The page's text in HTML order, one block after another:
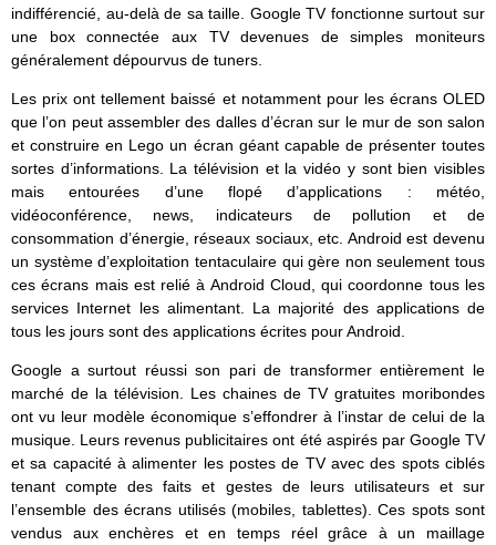
indifférencié, au-delà de sa taille. Google TV fonctionne surtout sur
une box connectée aux TV devenues de simples moniteurs
généralement dépourvus de tuners.
Les prix ont tellement baissé et notamment pour les écrans OLED
que l’on peut assembler des dalles d’écran sur le mur de son salon
et construire en Lego un écran géant capable de présenter toutes
sortes d’informations. La télévision et la vidéo y sont bien visibles
mais entourées d’une flopé d’applications : météo,
vidéoconférence, news, indicateurs de pollution et de
consommation d’énergie, réseaux sociaux, etc. Android est devenu
un système d’exploitation tentaculaire qui gère non seulement tous
ces écrans mais est relié à Android Cloud, qui coordonne tous les
services Internet les alimentant. La majorité des applications de
tous les jours sont des applications écrites pour Android.
Google a surtout réussi son pari de transformer entièrement le
marché de la télévision. Les chaines de TV gratuites moribondes
ont vu leur modèle économique s’effondrer à l’instar de celui de la
musique. Leurs revenus publicitaires ont été aspirés par Google TV
et sa capacité à alimenter les postes de TV avec des spots ciblés
tenant compte des faits et gestes de leurs utilisateurs et sur
l’ensemble des écrans utilisés (mobiles, tablettes). Ces spots sont
vendus aux enchères et en temps réel grâce à un maillage